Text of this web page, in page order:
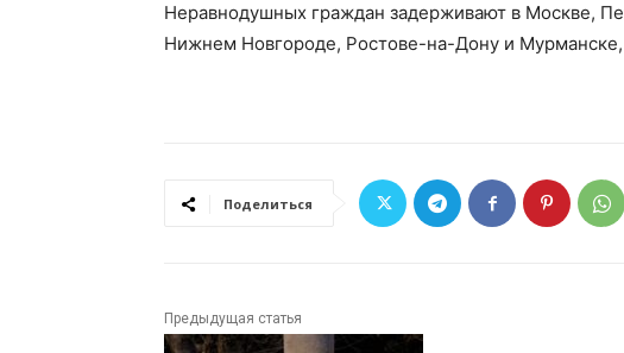
Неравнодушных граждан задерживают в Москве,
Нижнем Новгороде, Ростове-на-Дону и
Поделиться
Предыдущая статья